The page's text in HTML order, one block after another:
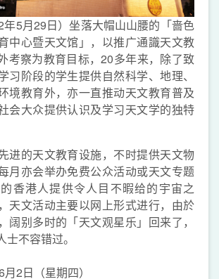
年5月29日）坐落大帽山山腰的「啬色
中心暨天文馆」，以推广通識天文教
考察为教育目标，20多年来，除了致
习阶段的学生提供自然科学、地理、
境教育外，亦一直推动天文教育普及
会大众提供认识及学习天文学的独特
进的天文教育设施，不时提供天文物
月亦会举办免费公众活动或天文专题
香港人提供令人目不暇给的宇宙之
天文活动主要以网上形式进行，由於
阔别多时的「天文观星乐」回来了，
不容错过。
2日（星期四）